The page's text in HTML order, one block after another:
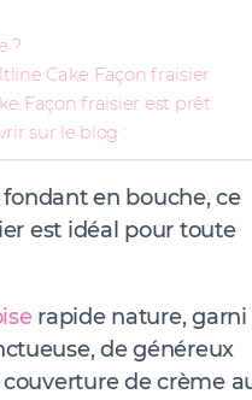
?
Cake Façon fraisier
Façon fraisier est prêt
sur le blog :
en bouche, ce
est idéal pour toute
rapide nature, garni
de généreux
de crème